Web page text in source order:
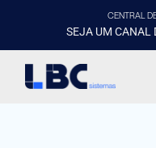
CENTRAL
SEJA UM CANAL